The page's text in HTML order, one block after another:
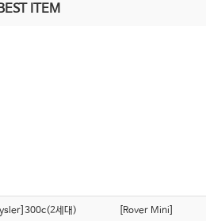
ITEM
세대) [Rover Mini]